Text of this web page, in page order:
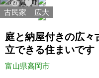
【利回り15.3% 計算】 5
賃収入） 600,000円 ÷390万円 ×
2,966,807円 建物：1,2
637367
古民家 広大
庭と納屋付きの広
立できる住まいです
富山県高岡市